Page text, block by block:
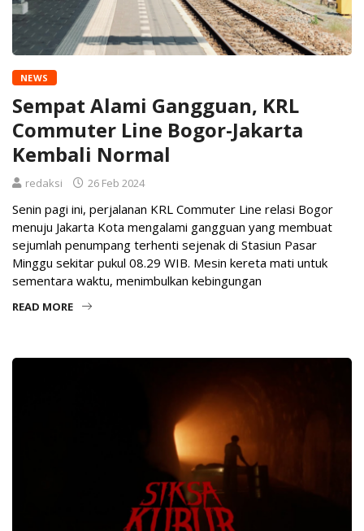
NEWS
Sempat Alami Gangguan, KRL
Commuter Line Bogor-Jakarta
Kembali Normal
redaksi 26 Feb 2024
Senin pagi ini, perjalanan KRL Commuter Line relasi Bogor
menuju Jakarta Kota mengalami gangguan yang membuat
sejumlah penumpang terhenti sejenak di Stasiun Pasar
Minggu sekitar pukul 08.29 WIB. Mesin kereta mati untuk
sementara waktu, menimbulkan kebingungan
READ MORE